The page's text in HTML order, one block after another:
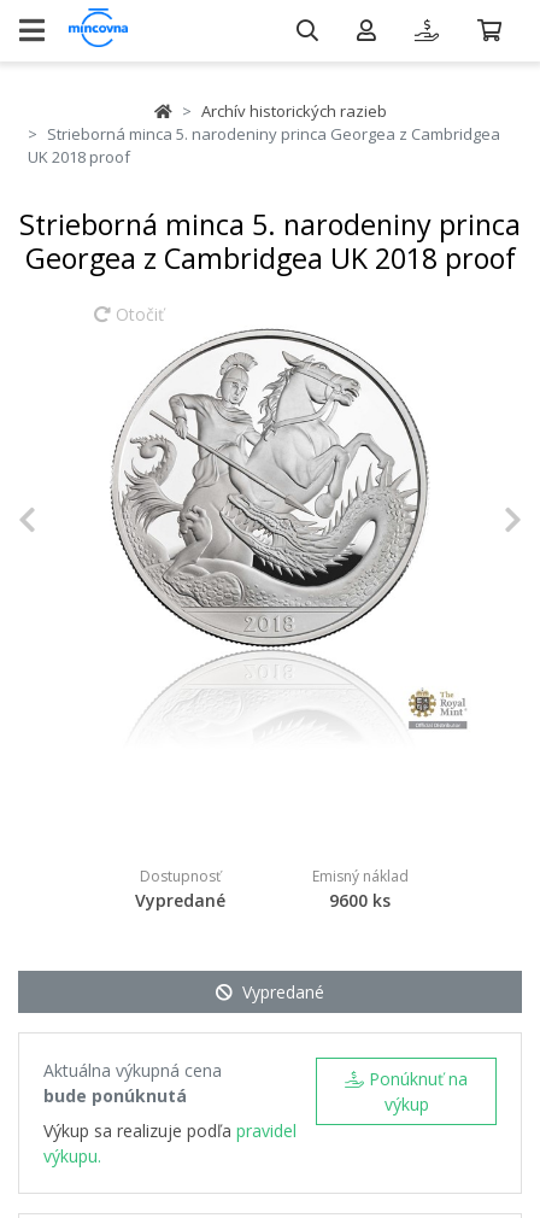
Archív historických razieb
Strieborná minca 5. narodeniny princa Georgea z Cambridgea
UK 2018 proof
Strieborná minca 5. narodeniny princa
Georgea z Cambridgea UK 2018 proof
Otočiť
Previous
Dostupnosť
Vypredané
Emisný náklad
9600 ks
Vypredané
Aktuálna výkupná cena
bude ponúknutá
Výkup sa realizuje podľa pravidel
výkupu.
výkup